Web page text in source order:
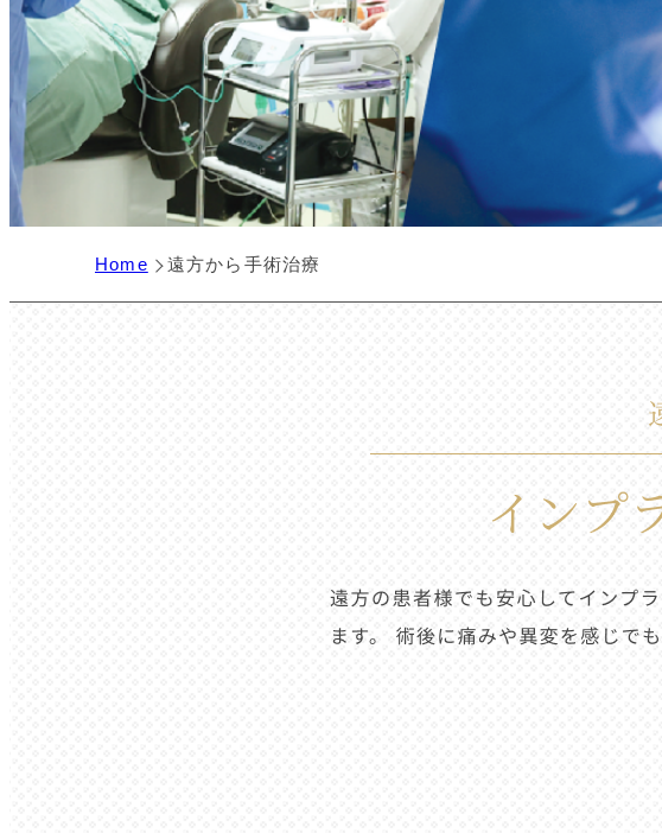
Home 遠方から手術治療